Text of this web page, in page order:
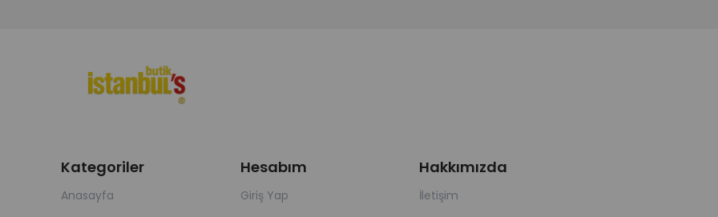
Kategoriler
Anasayfa
Hesabım
Giriş Yap
Hakkımızda
İletişim